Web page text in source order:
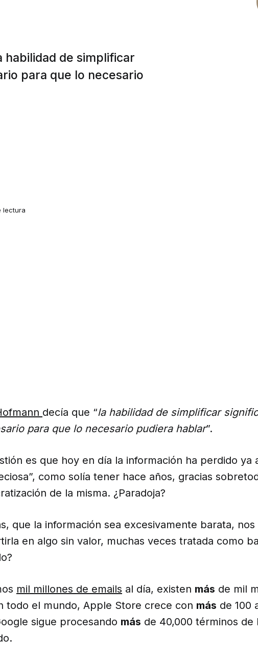
habilidad de simplificar
para que lo necesario
lectura
decía que “la habilidad de simplificar
para que lo necesario pudiera hablar”.
es que hoy en día la información ha perdido ya
como solía tener hace años, gracias
de la misma. ¿Paradoja?
que la información sea excesivamente barata, nos
en algo sin valor, muchas veces tratada como
mil millones de emails al día, existen más de mil
todo el mundo, Apple Store crece con más de 100
sigue procesando más de 40,000 términos de